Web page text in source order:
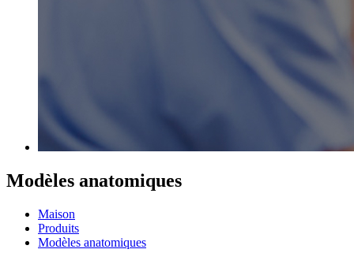
Modèles anatomiques
Maison
Produits
Modèles anatomiques